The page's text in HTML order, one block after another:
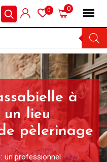
0
0
à
un lieu
pèlerinage
un professionnel